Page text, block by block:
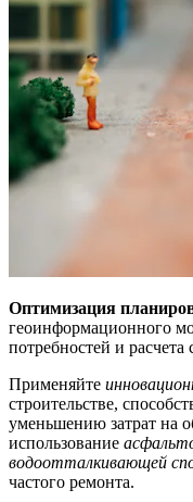
Оптимизация
геоинформационного
потребностей и
Применяйте
строительстве,
уменьшению затрат на
использование
водоотталкивающей
частого ремонта.